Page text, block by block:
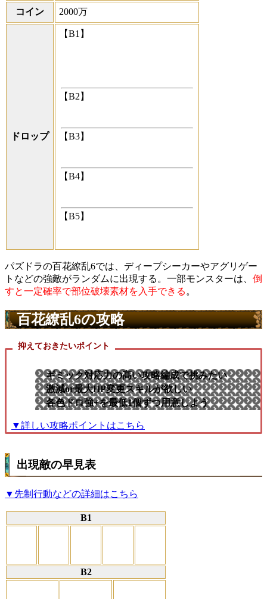
コイン 2000万
ドロップ
【B1】
【B2】
【B3】
【B4】
【B5】
パズドラの百花繚乱6では、ディープシーカーやアグリゲー
トなどの強敵がランダムに出現する。一部モンスターは、 倒
すと一定確率で部位破壊素材を入手できる。
百花繚乱6の攻略
抑えておきたいポイント
ギミック対応力の高い攻略編成で挑みたい
激減or最大HP変更スキルが欲しい
各色ドロ強+を最低1個ずつ用意しよう
▼詳しい攻略ポイントはこちら
出現敵の早見表
▼先制行動などの詳細はこちら
B1
B2